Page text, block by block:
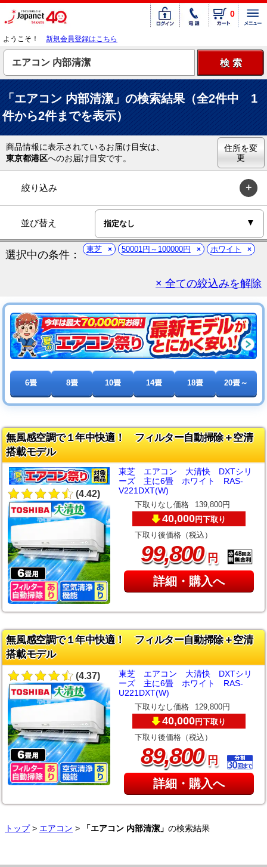
0
ようこそ！ 新規会員登録はこちら
「エアコン 内部清潔」の検索結果（全2件中 1
件から2件までを表示）
商品情報に表示されているお届け目安は、
東京都港区へのお届け目安です。
住所を変
更
絞り込み
並び替え
選択中の条件： 東芝 50001円～100000円 ホワイト
× 全ての絞込みを解除
6畳 8畳 10畳 14畳 18畳 20畳～
無風感空調で１年中快適！ フィルター自動掃除＋空清
搭載モデル
(4.42)
東芝 エアコン 大清快 DXTシリ
ーズ 主に6畳 ホワイト RAS-
V221DXT(W)
下取りなし価格 139,800円
40,000円下取り
下取り後価格（税込）
99,800円
詳細・購入へ
無風感空調で１年中快適！ フィルター自動掃除＋空清
搭載モデル
(4.37)
東芝 エアコン 大清快 DXTシリ
ーズ 主に6畳 ホワイト RAS-
U221DXT(W)
下取りなし価格 129,800円
40,000円下取り
下取り後価格（税込）
89,800円
詳細・購入へ
トップ> エアコン > 「エアコン 内部清潔」 の検索結果